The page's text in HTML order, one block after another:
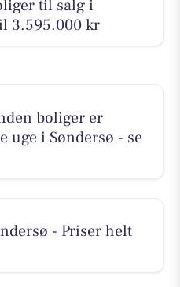
til salg i
3.595.000 kr
boliger er
uge i Søndersø - se
- Priser helt